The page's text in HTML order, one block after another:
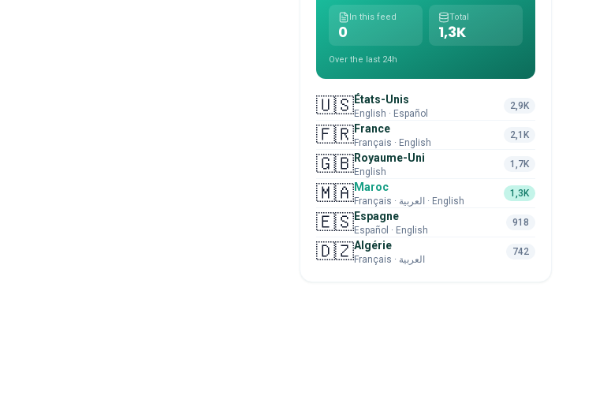
In this feed
0
Total
1,3K
Over the last 24h
🇺🇸États-Unis
English · Español
2,9K
🇫🇷France
Français · English
2,1K
🇬🇧Royaume-Uni
English
1,7K
🇲🇦Maroc
Français · العربية · English
1,3K
🇪🇸Espagne
Español · English
918
🇩🇿Algérie
Français · العربية
742